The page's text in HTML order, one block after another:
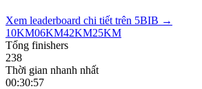
Xem leaderboard chi tiết trên 5BIB →
10KM06KM42KM25KM
Tổng finishers
238
Thời gian nhanh nhất
00:30:57